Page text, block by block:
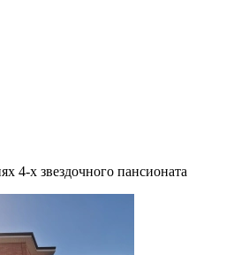
4-х звездочного пансионата